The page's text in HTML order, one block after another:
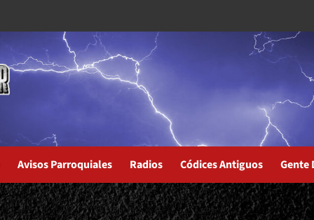
Avisos Parroquiales Radios Códices Antiguos Gente